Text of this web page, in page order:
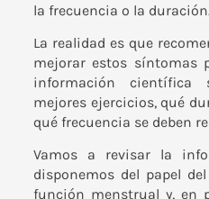
la frecuencia o la duración.
La realidad es que
mejorar estos síntomas
información científica
mejores ejercicios, qué
qué frecuencia se deben
Vamos a revisar la
disponemos del papel
función menstrual y, en